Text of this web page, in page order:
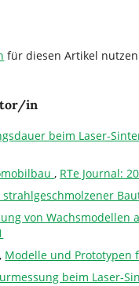
für diesen Artikel
in
beim Laser-
, RTe Journal:
von
Modelle und
beim Laser-